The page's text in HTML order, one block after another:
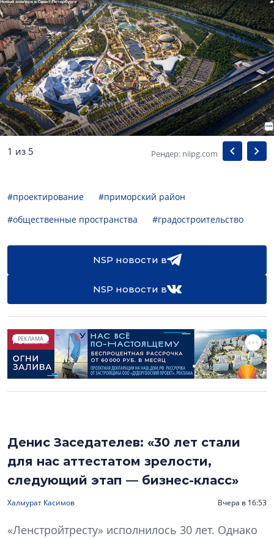
1 из 5 Рендер: niipg.com
#проектирование
#приморский район
#общественные пространства
#градостроительство
NSP новости в
NSP новости в
РЕКЛАМА
Денис Заседателев: «30 лет стали
для нас аттестатом зрелости,
следующий этап — бизнес-класс»
Халмурат Касимов Вчера в 16:53
«Ленстройтресту» исполнилось 30 лет. Однако